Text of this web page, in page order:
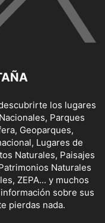
los lugares
Parques
Geoparques,
Lugares de
Naturales, Paisajes
Naturales
ZEPA... y muchos
sobre sus
pierdas nada.